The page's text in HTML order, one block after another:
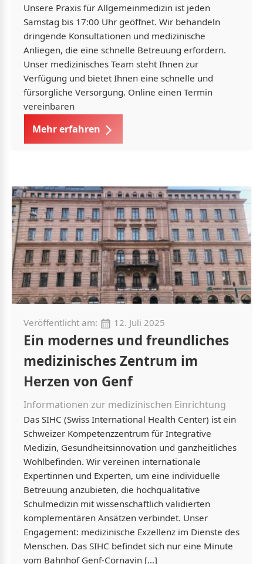
Unsere Praxis für Allgemeinmedizin ist jeden
Samstag bis 17:00 Uhr geöffnet. Wir behandeln
dringende Konsultationen und medizinische
Anliegen, die eine schnelle Betreuung erfordern.
Unser medizinisches Team steht Ihnen zur
Verfügung und bietet Ihnen eine schnelle und
fürsorgliche Versorgung. Online einen Termin
vereinbaren
Mehr erfahren
Veröffentlicht am: 12. Juli 2025
Ein modernes und freundliches
medizinisches Zentrum im
Herzen von Genf
Informationen zur medizinischen Einrichtung
Das SIHC (Swiss International Health Center) ist ein
Schweizer Kompetenzzentrum für Integrative
Medizin, Gesundheitsinnovation und ganzheitliches
Wohlbefinden. Wir vereinen internationale
Expertinnen und Experten, um eine individuelle
Betreuung anzubieten, die hochqualitative
Schulmedizin mit wissenschaftlich validierten
komplementären Ansätzen verbindet. Unser
Engagement: medizinische Exzellenz im Dienste des
Menschen. Das SIHC befindet sich nur eine Minute
vom Bahnhof Genf-Cornavin […]